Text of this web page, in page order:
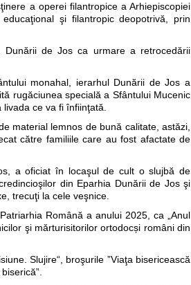
a operei filantropice a Arhiepiscopiei
şi filantropic deopotrivă, prin
de Jos ca urmare a retrocedării
monahal, ierarhul Dunării de Jos a
rugăciunea specială a Sfântului Mucenic
ce va fi înfiinţată.
material lemnos de bună calitate, astăzi,
către familiile care au fost afactate de
a oficiat în locaşul de cult o slujbă de
din Eparhia Dunării de Jos şi
trecuţi la cele veşnice.
Română a anului 2025, ca „Anul
şi mărturisitorilor ortodocși români din
Slujire“, broşurile ”Viaţa bisericească